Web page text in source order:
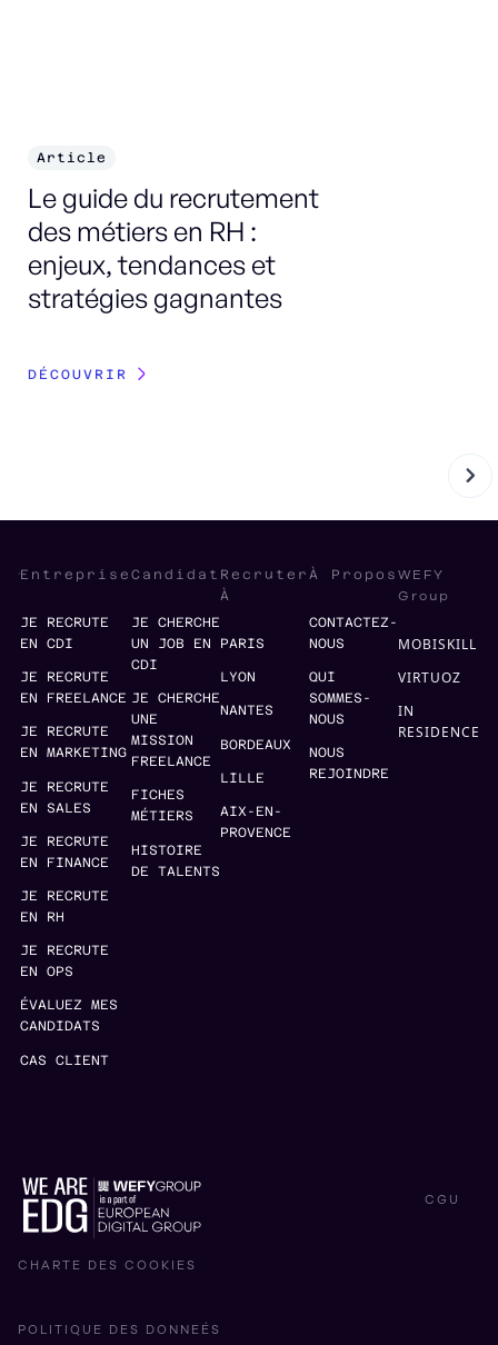
Article
Le guide du recrutement
des métiers en RH :
enjeux, tendances et
stratégies gagnantes
DÉCOUVRIR
Entreprise
JE RECRUTE
EN CDI
JE RECRUTE
EN FREELANCE
JE RECRUTE
EN MARKETING
JE RECRUTE
EN SALES
JE RECRUTE
EN FINANCE
JE RECRUTE
EN RH
JE RECRUTE
EN OPS
ÉVALUEZ MES
CANDIDATS
CAS CLIENT
Candidat
JE CHERCHE
UN JOB EN
CDI
JE CHERCHE
UNE
MISSION
FREELANCE
FICHES
MÉTIERS
HISTOIRE
DE TALENTS
Recruter
À
PARIS
LYON
NANTES
BORDEAUX
LILLE
AIX-EN-
PROVENCE
À Propos
CONTACTEZ-
NOUS
QUI
SOMMES-
NOUS
NOUS
REJOINDRE
WEFY
Group
MOBISKILL
VIRTUOZ
IN
RESIDENCE
CHARTE DES COOKIES
POLITIQUE DES DONNEÉS
CGU